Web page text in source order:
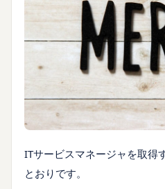
ITサービスマネージャを取得
とおりです。